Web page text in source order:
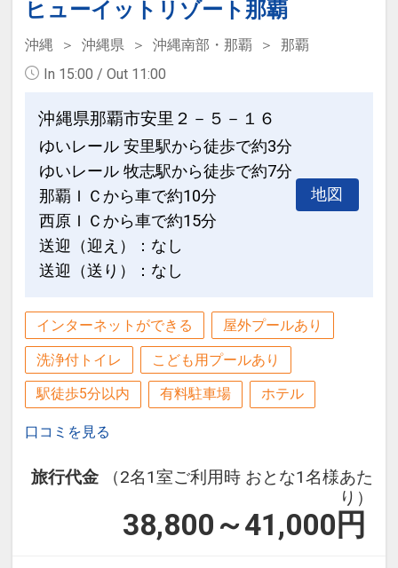
国立公園に指定された慶良間（けらま）
諸島へのアクセスに便利な港が近く、
●モノレール「美栄橋（みえばし）駅」
より徒歩約５分！
那覇空港より１４分のモノレール「美栄
橋（みえばし）駅」よりほど近く
アクセス楽々♪
●最上階大浴場「人工ラジウム温泉」完
備！
り！旅疲れの体には嬉しい♪
30日
インターネットコース番号：DP-1-
17162901
※旅行代金に含まれます。
連泊ポイント
●連泊時、お部屋の清掃・ベッドメイク
つき１本）
※タオルセットとアメニティ交換のみの
簡易清掃となります。
※旅行代金に含まれます。
ご宿泊者様にホテルから朝食をご用意！
宿泊者様に朝食をご用意」いたします。
朝はやっぱりちゃんと、朝ごはん！
さまざまな朝食のスタイルに合った温か
い料理と琉球料理を毎日1～2品ご用意し
ております。
ここがポイント！
●離島への発着に便利な泊港まで徒歩約
ヒューイットリゾート那覇
沖縄 沖縄県 沖縄南部・那覇
那覇
In 15:00 / Out 11:00
沖縄県那覇市安里２－５－１６
ゆいレール 安里駅から徒歩で約3分
ゆいレール 牧志駅から徒歩で約7分
那覇ＩＣから車で約10分
西原ＩＣから車で約15分
送迎（迎え）：なし
送迎（送り）：なし
地図
インターネットができる 屋外プールあり
洗浄付トイレ こども用プールあり
駅徒歩5分以内 有料駐車場 ホテル
口コミを見る
旅行代金
（2名1室ご利用時 おとな1名様あた
り）
38,800～41,000 円